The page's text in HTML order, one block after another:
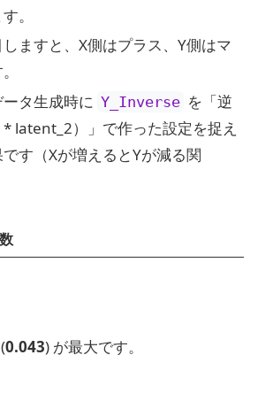
。
ますと、X側はプラス、Y側はマ
タ生成時に Y_Inverse を「逆
latent_2）」で作った設定を捉え
す（Xが増えるとYが減る関
(0.043) が最大です。